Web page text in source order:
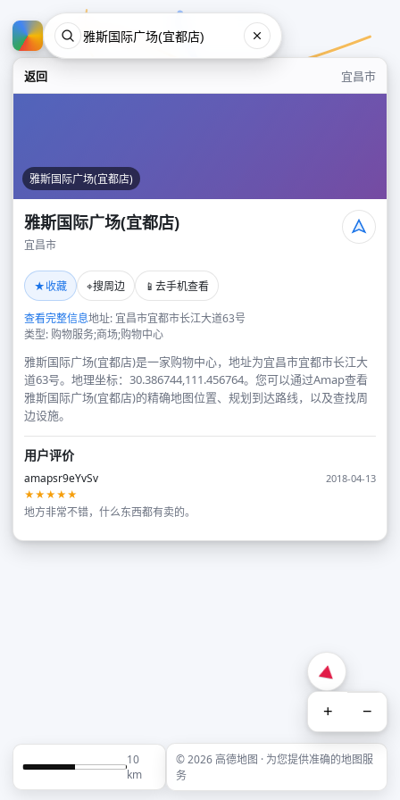
返回 宜昌市
雅斯国际广场(宜都店)
雅斯国际广场(宜都店)
宜昌市
★收藏 ⌖搜周边 📱 去手机查看
查看完整信息地址: 宜昌市宜都市长江大道63号
类型: 购物服务;商场;购物中心
雅斯国际广场(宜都店)是一家购物中心，地址为宜昌市宜都市长江大
道63号。地理坐标：30.386744,111.456764。您可以通过Amap查看
雅斯国际广场(宜都店)的精确地图位置、规划到达路线，以及查找周
边设施。
用户评价
amapsr9eYvSv
2018-04-13
★★★★★
地方非常不错，什么东西都有卖的。
+ −
10
km
© 2026 高德地图 · 为您提供准确的地图服
务